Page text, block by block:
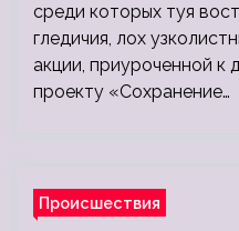
среди которых туя
гледичия, лох
акции, приуроченной
проекту «Сохранение…
Происшествия